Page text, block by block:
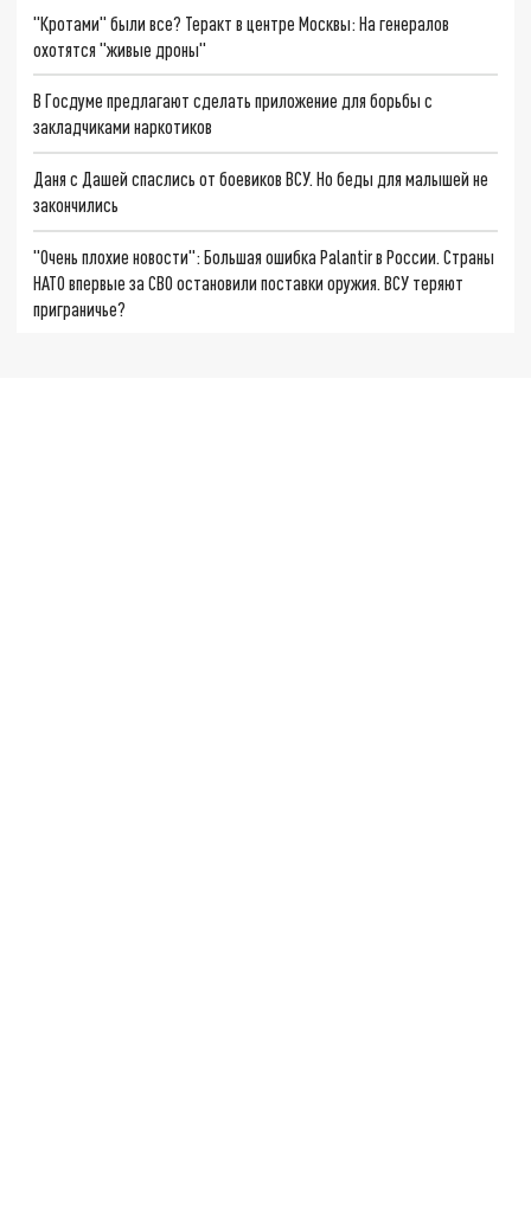
"Кротами" были все? Теракт в центре Москвы: На генералов
охотятся "живые дроны"
В Госдуме предлагают сделать приложение для борьбы с
закладчиками наркотиков
Даня с Дашей спаслись от боевиков ВСУ. Но беды для малышей не
закончились
"Очень плохие новости": Большая ошибка Palantir в России. Страны
НАТО впервые за СВО остановили поставки оружия. ВСУ теряют
приграничье?